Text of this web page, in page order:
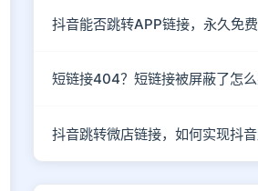
抖音能否跳转APP链接，永久免
短链接404？短链接被屏蔽了怎么
抖音跳转微店链接，如何实现抖音